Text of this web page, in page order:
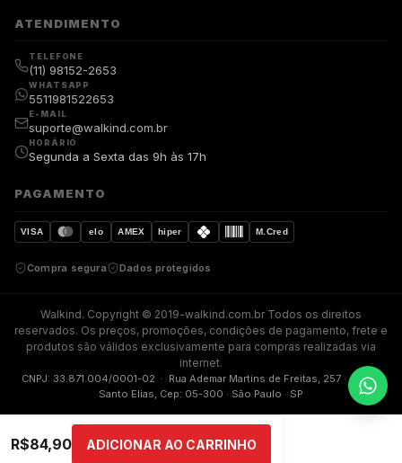
ATENDIMENTO
TELEFONE
(11) 98152-2653
WHATSAPP
5511981522653
E-MAIL
suporte@walkind.com.br
HORÁRIO
Segunda a Sexta das 9h às 17h
PAGAMENTO
VISA elo AMEX hiper M.Cred
Compra segura Dados protegidos
Walkind. Copyright © 2019-walkind.com.br Todos os direitos
reservados. Os preços, promoções, condições de pagamento, frete e
produtos são válidos exclusivamente para compras realizadas via
internet.
CNPJ: 33.871.004/0001-02 · Rua Ademar Martins de Freitas, 257 · Jardim
Santo Elias, Cep: 05-300 · São Paulo · SP
R$84,90 ADICIONAR AO CARRINHO